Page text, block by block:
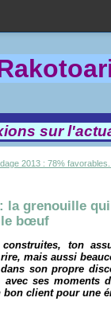
sur
2013 : 78%
la grenouille
le bœuf
ton
mais aussi
dans son propre
avec ses moments
bon client pour une